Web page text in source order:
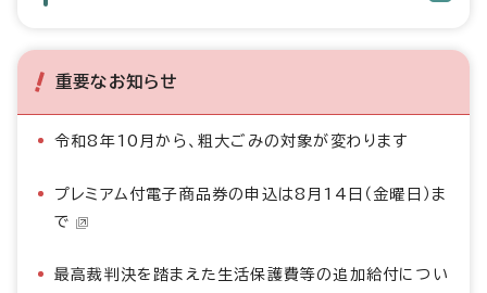
重要なお知らせ
令和8年10月から、粗大ごみの対象が変わります
プレミアム付電子商品券の申込は8月14日（金曜日）ま
で
最高裁判決を踏まえた生活保護費等の追加給付につい